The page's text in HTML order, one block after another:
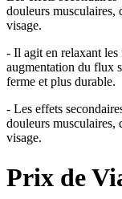
douleurs musculaires,
visage.
- Il agit en relaxant les
augmentation du flux
ferme et plus durable.
- Les effets
douleurs musculaires,
visage.
Prix de